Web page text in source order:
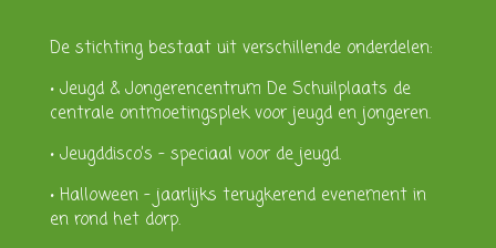
De stichting bestaat uit verschillende onderdelen:
• Jeugd & Jongerencentrum De Schuilplaats de
centrale ontmoetingsplek voor jeugd en jongeren.
• Jeugddisco’s – speciaal voor de jeugd.
• Halloween – jaarlijks terugkerend evenement in
en rond het dorp.